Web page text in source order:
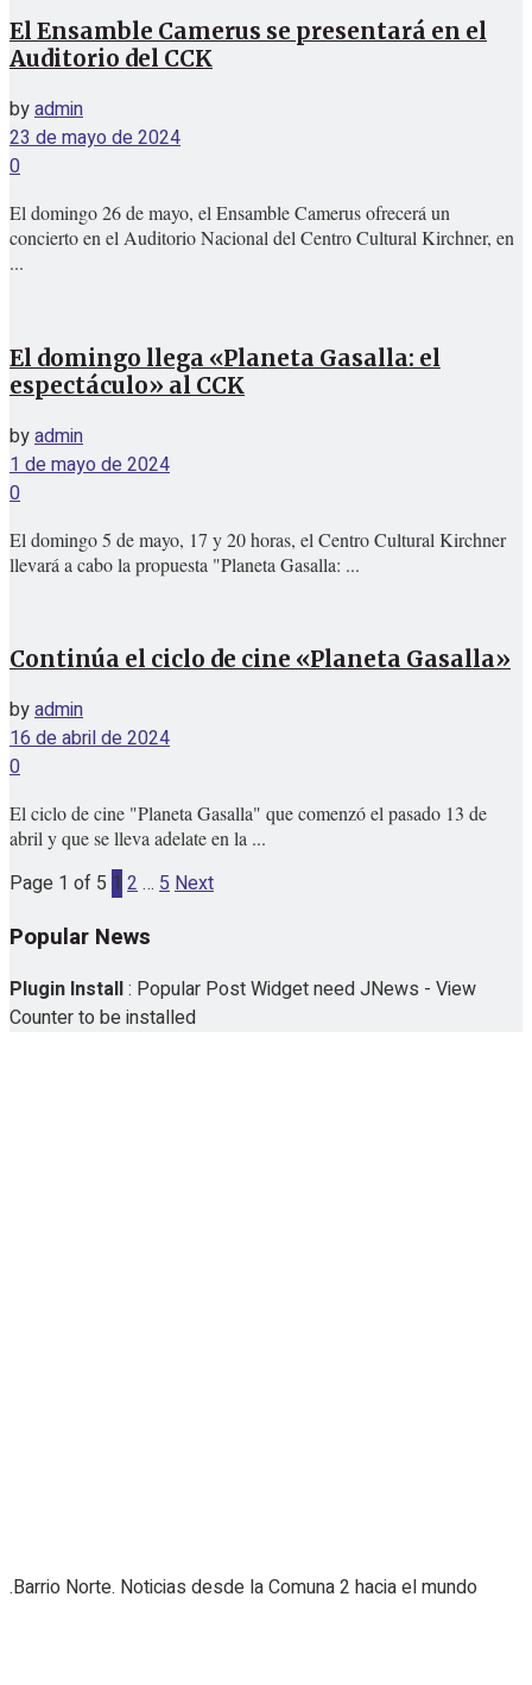
El Ensamble Camerus se presentará en el
Auditorio del CCK
byadmin
23 de mayo de 2024
0
El domingo 26 de mayo, el Ensamble Camerus ofrecerá un
concierto en el Auditorio Nacional del Centro Cultural Kirchner, en
...
El domingo llega «Planeta Gasalla: el
espectáculo» al CCK
byadmin
1 de mayo de 2024
0
El domingo 5 de mayo, 17 y 20 horas, el Centro Cultural Kirchner
llevará a cabo la propuesta "Planeta Gasalla: ...
Continúa el ciclo de cine «Planeta Gasalla»
byadmin
16 de abril de 2024
0
El ciclo de cine "Planeta Gasalla" que comenzó el pasado 13 de
abril y que se lleva adelate en la ...
Page 1 of 5 1 2… 5Next
Popular News
Plugin Install: Popular Post Widget need JNews - View
Counter to be installed
.Barrio Norte. Noticias desde la Comuna 2 hacia el mundo